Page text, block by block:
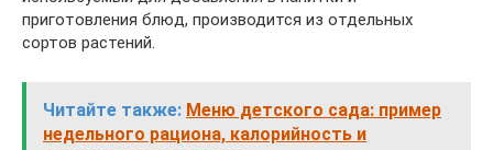
приготовления блюд, производится из отдельных
сортов растений.
Читайте также: Меню детского сада: пример
недельного рациона, калорийность и